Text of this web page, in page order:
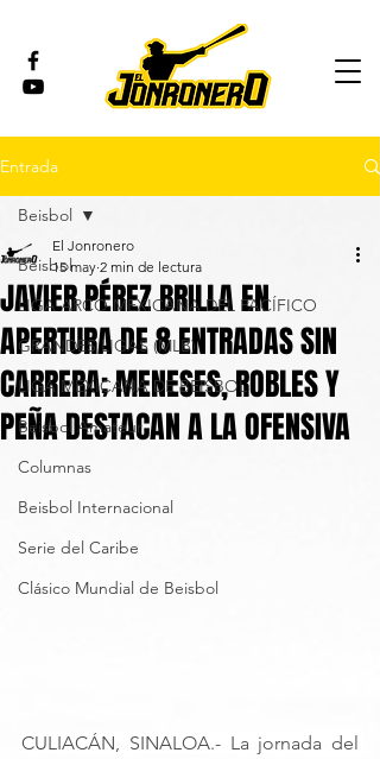
Entrada
Beisbol
LIGA ARCO MEXICANA DEL PACÍFICO
GRANDES LIGAS (MLB)
LIGA MEXICANA DE BEISBOL
Beisbol Amateur
Columnas
Beisbol Internacional
Serie del Caribe
Clásico Mundial de Beisbol
Beisbol
JAVIER PÉREZ BRILLA EN
APERTURA DE 8 ENTRADAS SIN
CARRERA; MENESES, ROBLES Y
PEÑA DESTACAN A LA OFENSIVA
El Jonronero
15 may 2 min de lectura
CULIACÁN, SINALOA.- La jornada del